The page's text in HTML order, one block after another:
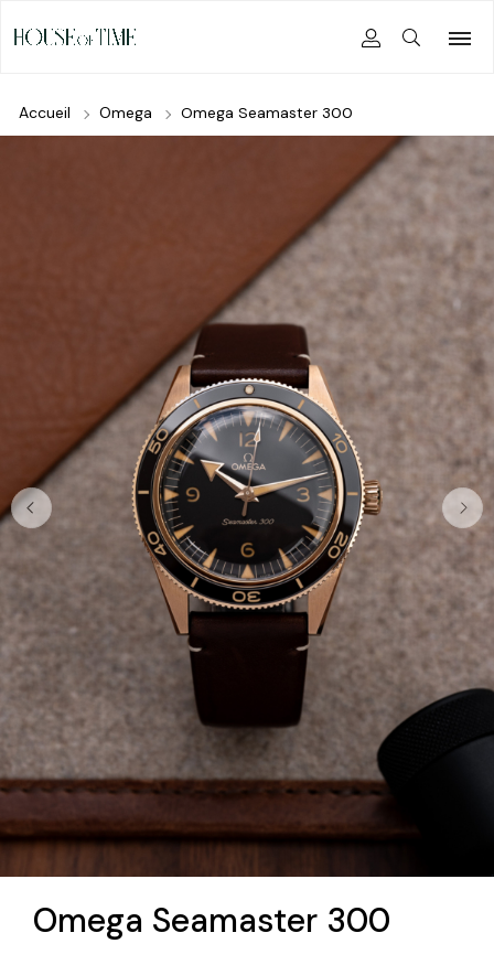
Accueil Omega Omega Seamaster 300
Omega Seamaster 300